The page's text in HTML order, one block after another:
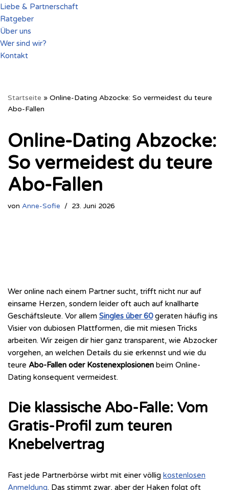
Liebe & Partnerschaft
Ratgeber
Über uns
Wer sind wir?
Kontakt
Startseite » Online-Dating Abzocke: So vermeidest du teure
Abo-Fallen
Online-Dating Abzocke:
So vermeidest du teure
Abo-Fallen
von Anne-Sofie 23. Juni 2026
Wer online nach einem Partner sucht, trifft nicht nur auf
einsame Herzen, sondern leider oft auch auf knallharte
Geschäftsleute. Vor allem Singles über 60geraten häufig ins
Visier von dubiosen Plattformen, die mit miesen Tricks
arbeiten. Wir zeigen dir hier ganz transparent, wie Abzocker
vorgehen, an welchen Details du sie erkennst und wie du
teure Abo-Fallen oder Kostenexplosionen beim Online-
Dating konsequent vermeidest.
Die klassische Abo-Falle: Vom
Gratis-Profil zum teuren
Knebelvertrag
Fast jede Partnerbörse wirbt mit einer völlig kostenlosen
Anmeldung. Das stimmt zwar, aber der Haken folgt oft